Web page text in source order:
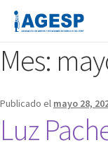
Mes:
Publicado el mayo 28,
Luz